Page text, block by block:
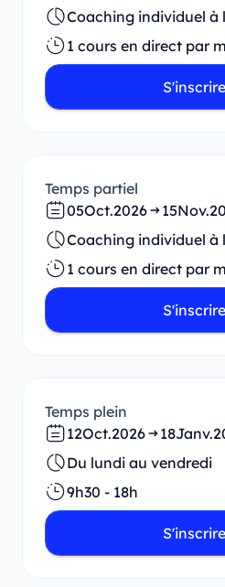
Coaching individuel à
1 cours en direct par
S'inscrire
Temps partiel
05Oct.2026 15Nov.
Coaching individuel à
1 cours en direct par
S'inscrire
Temps plein
12Oct.2026 18Janv.
Du lundi au vendredi
9h30 - 18h
S'inscrire